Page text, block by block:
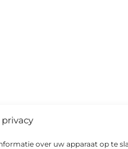
over uw apparaat op te